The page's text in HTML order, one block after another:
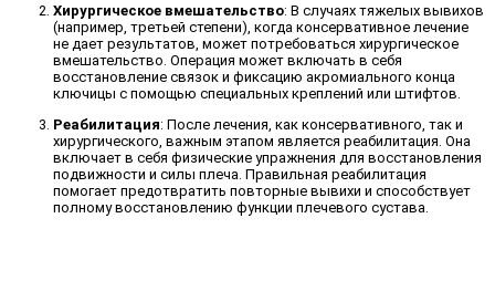
Хирургическое вмешательство: В случаях тяжелых вывихов
(например, третьей степени), когда консервативное лечение
не дает результатов, может потребоваться хирургическое
вмешательство. Операция может включать в себя
восстановление связок и фиксацию акромиального конца
ключицы с помощью специальных креплений или штифтов.
Реабилитация: После лечения, как консервативного, так и
хирургического, важным этапом является реабилитация. Она
включает в себя физические упражнения для восстановления
подвижности и силы плеча. Правильная реабилитация
помогает предотвратить повторные вывихи и способствует
полному восстановлению функции плечевого сустава.